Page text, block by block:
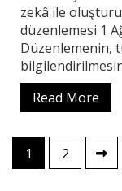
zekâ ile
düzenlemesi 1
Düzenlemenin,
Read More
Yazı
sayfalaması
1 2